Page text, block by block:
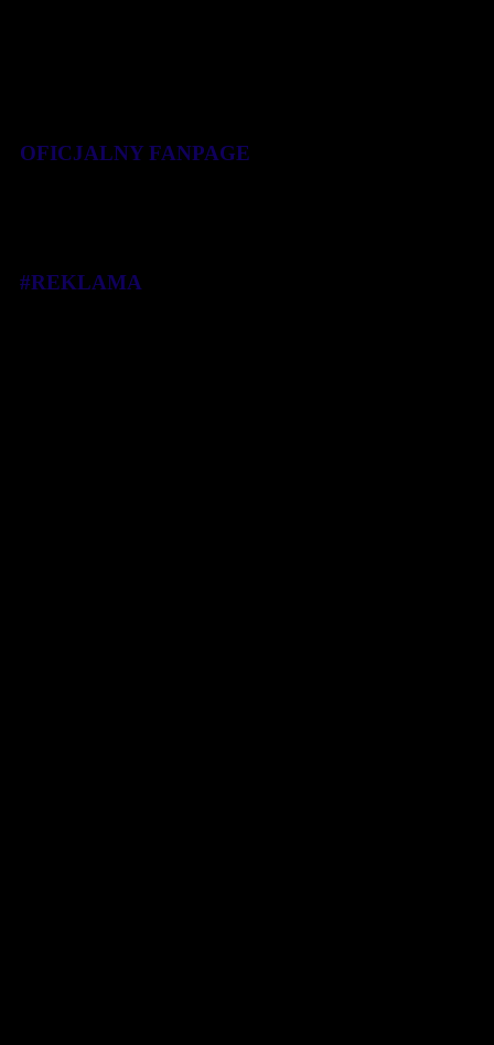
OFICJALNY FANPAGE
#REKLAMA